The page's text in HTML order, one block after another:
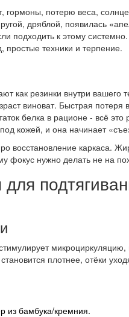
гормоны, потерю веса,
дряблой, появилась
подходить к этому
техники и терпение.
как резинки внутри вашего
виноват. Быстрая потеря
белка в рационе - всё это
кожей, и она начинает
восстановление каркаса.
фокус нужно делать не на
плотнее, отёки
из бамбука/кремния.